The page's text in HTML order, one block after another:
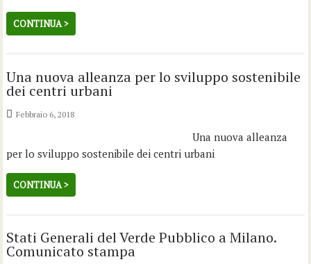
CONTINUA >
Una nuova alleanza per lo sviluppo sostenibile
dei centri urbani
Febbraio 6, 2018
Una nuova alleanza
per lo sviluppo sostenibile dei centri urbani
CONTINUA >
Stati Generali del Verde Pubblico a Milano.
Comunicato stampa